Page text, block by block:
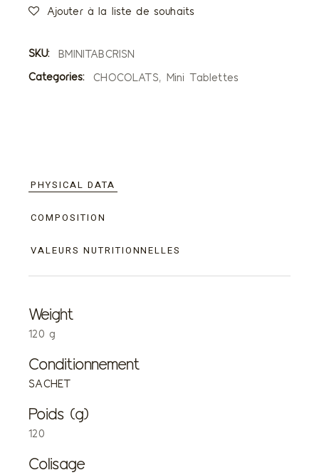
Ajouter à la liste de souhaits
SKU:
BMINITABCRISN
Categories:
CHOCOLATS Mini Tablettes
PHYSICAL DATA
COMPOSITION
VALEURS NUTRITIONNELLES
Weight
120 g
Conditionnement
SACHET
Poids (g)
120
Colisage